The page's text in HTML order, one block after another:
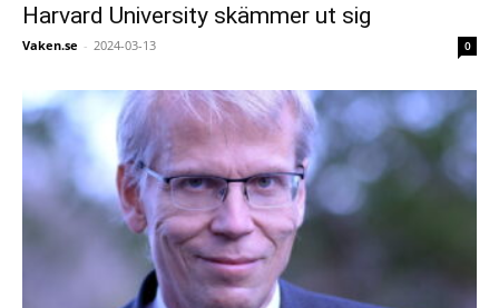
Harvard University skämmer ut sig
Vaken.se - 2024-03-13 0